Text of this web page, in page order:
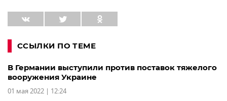
ССЫЛКИ ПО ТЕМЕ
В Германии выступили против поставок тяжелого
вооружения Украине
01 мая 2022 | 12:24